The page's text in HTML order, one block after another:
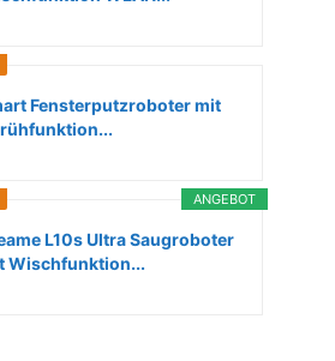
Fensterputzroboter mit
ANGEBOT
L10s Ultra Saugroboter
Wischfunktion...